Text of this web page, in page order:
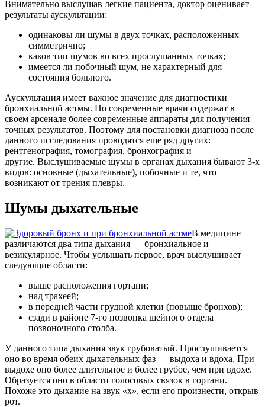
Внимательно выслушав легкие пациента, доктор оценивает
результаты аускультации:
одинаковы ли шумы в двух точках, расположенных
симметрично;
каков тип шумов во всех прослушанных точках;
имеется ли побочный шум, не характерный для
состояния больного.
Аускультация имеет важное значение для диагностики
бронхиальной астмы. Но современные врачи содержат в
своем арсенале более современные аппараты для получения
точных результатов. Поэтому для постановки диагноза после
данного исследования проводятся еще ряд других:
рентгенография, томография, бронхография и
другие. Выслушиваемые шумы в органах дыхания бывают 3-х
видов: основные (дыхательные), побочные и те, что
возникают от трения плевры.
Шумы дыхательные
В медицине
различаются два типа дыхания — бронхиальное и
везикулярное. Чтобы услышать первое, врач выслушивает
следующие области:
выше расположения гортани;
над трахеей;
в передней части грудной клетки (повыше бронхов);
сзади в районе 7-го позвонка шейного отдела
позвоночного столба.
У данного типа дыхания звук грубоватый. Прослушивается
оно во время обеих дыхательных фаз — выдоха и вдоха. При
выдохе оно более длительное и более грубое, чем при вдохе.
Образуется оно в области голосовых связок в гортани.
Похоже это дыхание на звук «х», если его произнести, открыв
рот.